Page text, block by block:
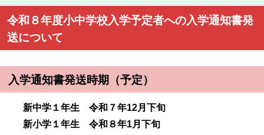
令和８年度小中学校入学予定者への入学通知書発
送について
入学通知書発送時期（予定）
新中学１年生令和７年12月下旬
新小学１年生令和８年1月下旬